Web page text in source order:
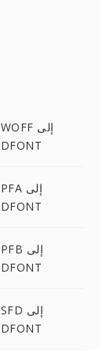
WOFF إلى
DFONT
PFA إلى
DFONT
PFB إلى
DFONT
SFD إلى
DFONT